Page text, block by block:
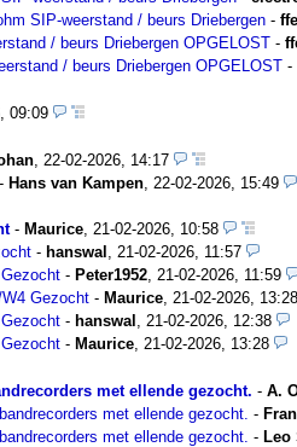
SIP-weerstand / beurs Driebergen -
/ beurs Driebergen OPGELOST -
/ beurs Driebergen OPGELOST -
09:09
22-02-2026, 14:17
- Hans van Kampen 22-02-2026, 15:49
- Maurice, 21-02-2026, 10:58
- hanswal , 21-02-2026, 11:57
- Peter1952, 21-02-2026, 11:59
Gezocht - Maurice, 21-02-2026, 13:28
- hanswal , 21-02-2026, 12:38
- Maurice, 21-02-2026, 13:28
met ellende gezocht. - A.
met ellende gezocht. -
met ellende gezocht. - Leo